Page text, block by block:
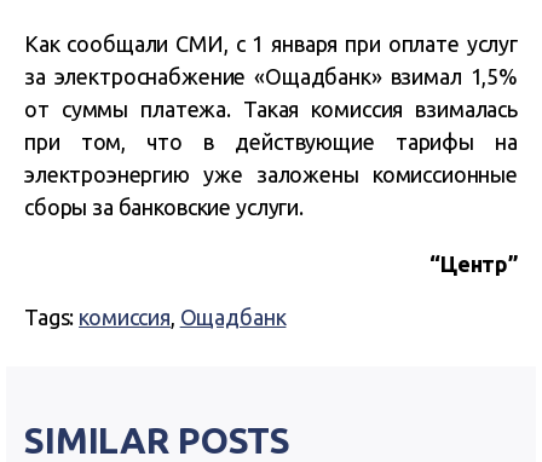
Как сообщали СМИ, с 1 января при оплате услуг
за электроснабжение «Ощадбанк» взимал 1,5%
от суммы платежа. Такая комиссия взималась
при том, что в действующие тарифы на
электроэнергию уже заложены комиссионные
сборы за банковские услуги.
“Центр”
Tags: комиссия, Ощадбанк
SIMILAR POSTS